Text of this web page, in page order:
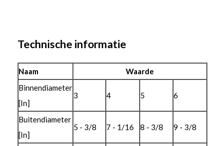
Technische informatie
Naam
Waarde
Binnendiameter
[In]
3 4 5 6
Buitendiameter
[In]
5 - 3/8 7 - 1/16 8 - 3/8 9 - 3/8